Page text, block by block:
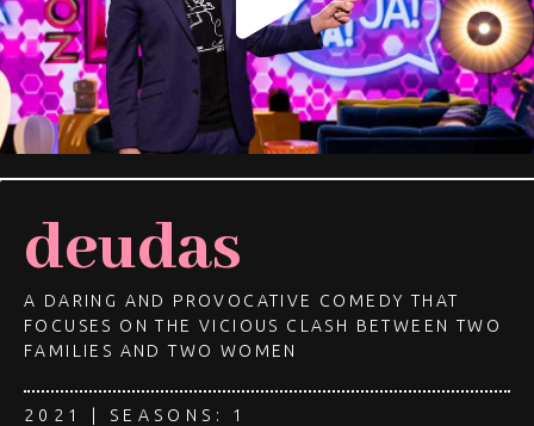
deudas
A DARING AND PROVOCATIVE COMEDY THAT
FOCUSES ON THE VICIOUS CLASH BETWEEN TWO
FAMILIES AND TWO WOMEN
2021 | SEASONS: 1